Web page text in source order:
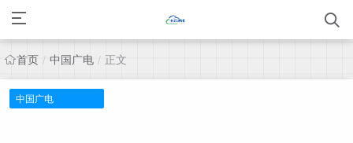
首页 / 中国广电 / 正文
中国广电